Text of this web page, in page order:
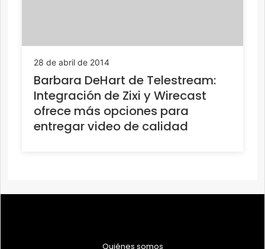
28 de abril de 2014
Barbara DeHart de Telestream:
Integración de Zixi y Wirecast
ofrece más opciones para
entregar video de calidad
Quiénes somos